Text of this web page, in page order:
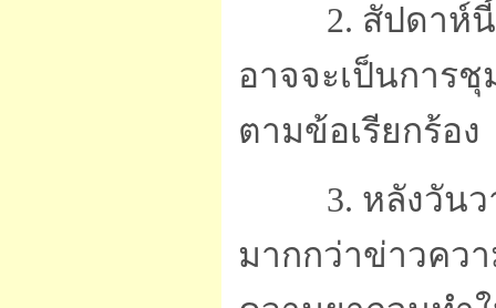
2. สัปดาห์นี้น่า
อาจจะเป็นการ
ตามข้อเรียกร้อง
3. หลังวันวาเ
มากกว่าข่าวคว